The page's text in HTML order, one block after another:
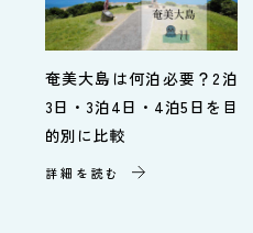
奄美大島は何泊必要？2泊
3日・3泊4日・4泊5日を目
的別に比較
詳細を読む